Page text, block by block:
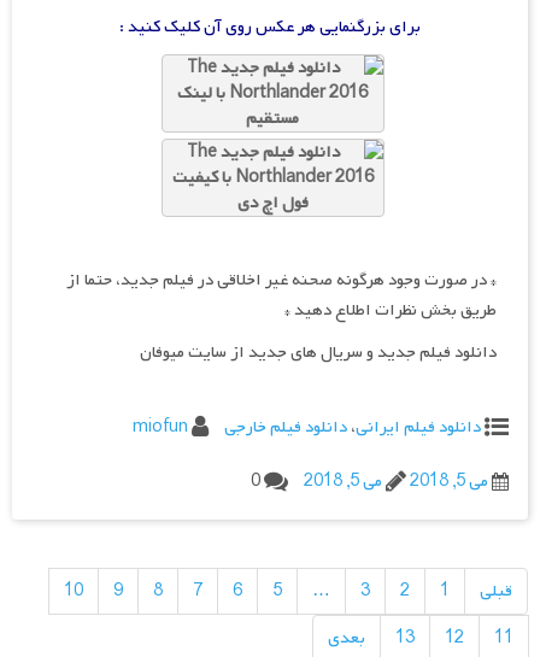
برای بزرگنمایی هر عکس روی آن کلیک کنید :
* در صورت وجود هرگونه صحنه غیر اخلاقی در فیلم جدید، حتما از
طریق بخش نظرات اطلاع دهید *
دانلود فیلم جدید و سریال های جدید از سایت میوفان
دانلود فیلم ایرانی،دانلود فیلم خارجی
miofun
می 5, 2018
می 5, 2018 0
راهبری
نوشته‌ها
قبلی 1
2
3
…
5
6
7
8
9
10
11
12
13 بعدی